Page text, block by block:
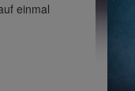
einmal